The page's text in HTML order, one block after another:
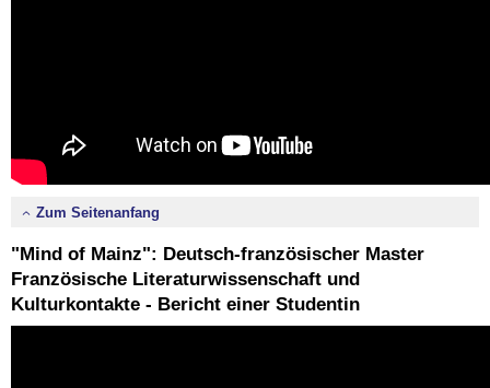
Zum Seitenanfang
"Mind of Mainz": Deutsch-französischer Master
Französische Literaturwissenschaft und
Kulturkontakte - Bericht einer Studentin